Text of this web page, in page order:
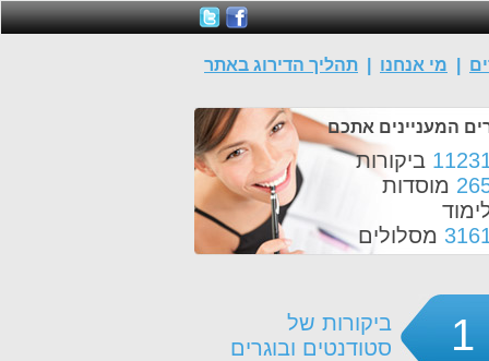
מי אנחנו תהליך הדירוג באתר
המעניינים אתכם
ביקורות
מוסדות
מסלולים
1
ביקורות של
סטודנטים ובוגרים